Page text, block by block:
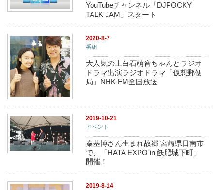
YouTubeチャンネル「DJPOCKY
TALK JAM」スタート
2020-8-7
番組
大人気の上白石萌音ちゃんとラジオ
ドラマ出演ラジオドラマ「仮想郵便
局」NHK FM全国放送
2019-10-21
イベント
秦基博さん生まれ故郷 宮崎県日南市
で、「HATA EXPO in 飫肥城下町」
開催！
2019-8-14